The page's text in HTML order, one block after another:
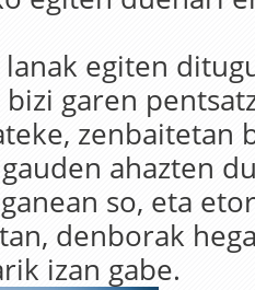
lanak egiten
bizi garen
zenbaitetan
ahazten
so, eta
denborak
izan gabe.